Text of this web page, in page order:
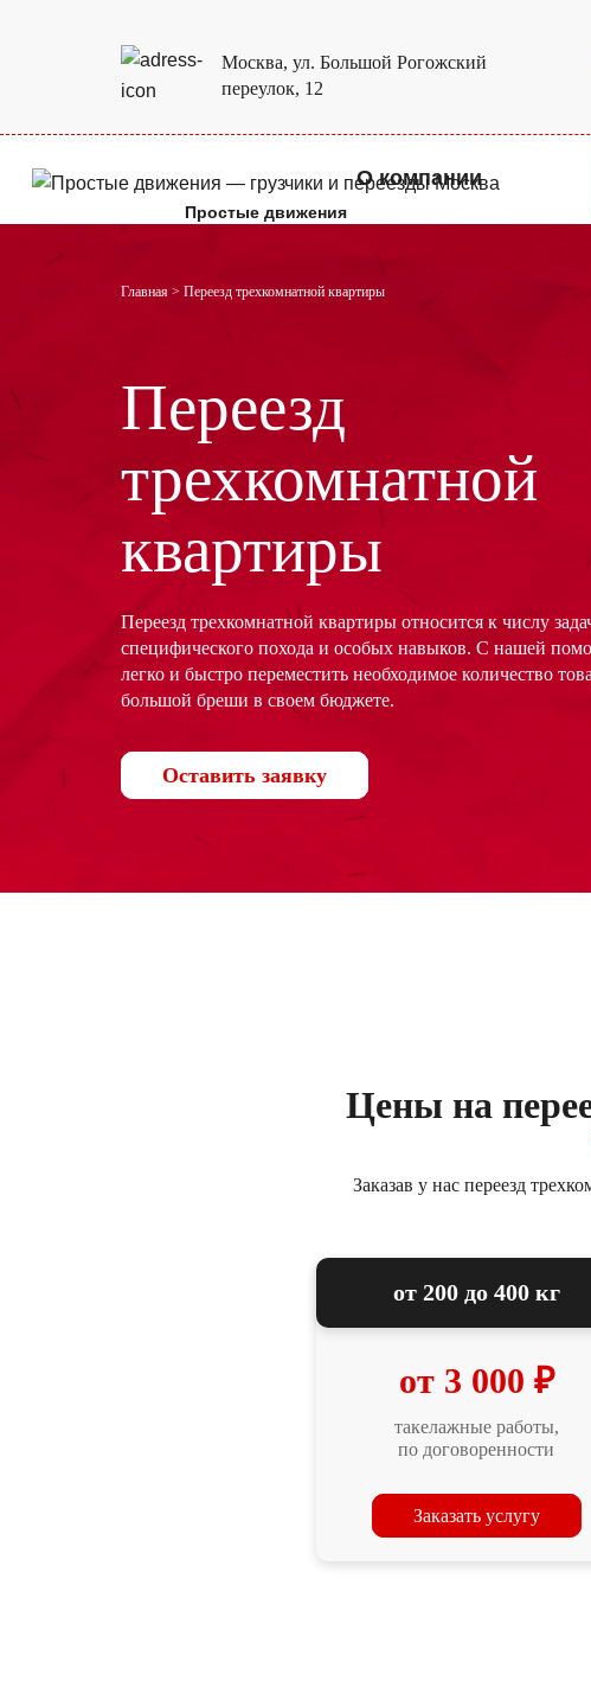
Простые движения
Москва, ул. Большой Рогожский
переулок, 12
О компании
Главная > Переезд трехкомнатной квартиры
Переезд
трехкомнатной
квартиры
Переезд трехкомнатной квартиры относится к числу
специфического похода и особых навыков. С нашей
легко и быстро переместить необходимое количество
большой бреши в своем бюджете.
Оставить заявку
Цены на
Заказав у нас переезд
от 200 до 400 кг
от 3 000 ₽
такелажные работы,
по договоренности
Заказать услугу